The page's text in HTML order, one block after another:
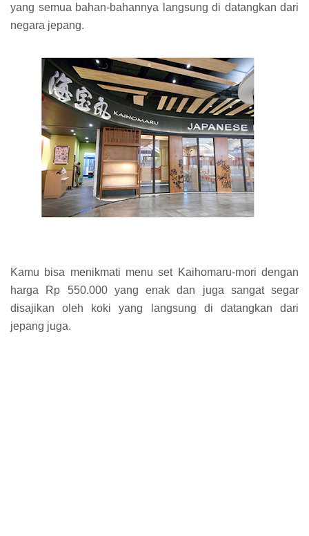
yang semua bahan-bahannya langsung di datangkan dari
negara jepang.
Kamu bisa menikmati menu set Kaihomaru-mori dengan
harga Rp 550.000 yang enak dan juga sangat segar
disajikan oleh koki yang langsung di datangkan dari
jepang juga.